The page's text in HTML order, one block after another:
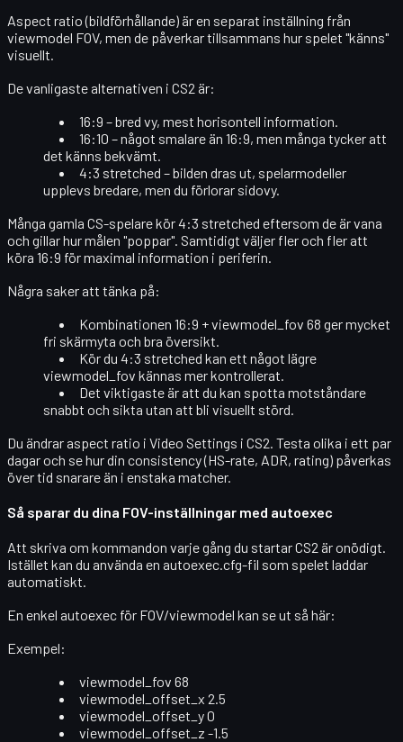
Aspect ratio (bildförhållande) är en separat inställning från
viewmodel FOV, men de påverkar tillsammans hur spelet "känns"
visuellt.
De vanligaste alternativen i CS2 är:
16:9 – bred vy, mest horisontell information.
16:10 – något smalare än 16:9, men många tycker att
det känns bekvämt.
4:3 stretched – bilden dras ut, spelarmodeller
upplevs bredare, men du förlorar sidovy.
Många gamla CS-spelare kör 4:3 stretched eftersom de är vana
och gillar hur målen "poppar". Samtidigt väljer fler och fler att
köra 16:9 för maximal information i periferin.
Några saker att tänka på:
Kombinationen 16:9 + viewmodel_fov 68 ger mycket
fri skärmyta och bra översikt.
Kör du 4:3 stretched kan ett något lägre
viewmodel_fov kännas mer kontrollerat.
Det viktigaste är att du kan spotta motståndare
snabbt och sikta utan att bli visuellt störd.
Du ändrar aspect ratio i Video Settings i CS2. Testa olika i ett par
dagar och se hur din consistency (HS-rate, ADR, rating) påverkas
över tid snarare än i enstaka matcher.
Så sparar du dina FOV-inställningar med autoexec
Att skriva om kommandon varje gång du startar CS2 är onödigt.
Istället kan du använda en autoexec.cfg-fil som spelet laddar
automatiskt.
En enkel autoexec för FOV/viewmodel kan se ut så här:
Exempel:
viewmodel_fov 68
viewmodel_offset_x 2.5
viewmodel_offset_y 0
viewmodel_offset_z -1.5